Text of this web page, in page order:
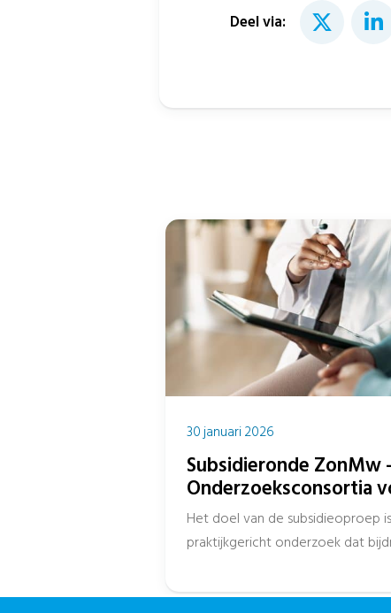
Deel via:
30 januari 2026
Subsidieronde ZonMw
Onderzoeksconsortia
zorgaanbod over de
Het doel van de subsidieoproep
praktijkgericht onderzoek dat